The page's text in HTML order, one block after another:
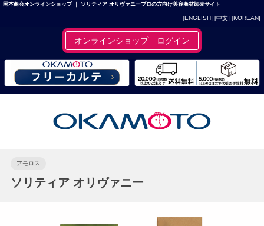
岡本商会オンラインショップ ｜ ソリティア オリヴァニープロの方向け美容商材卸売サイト
[ENGLISH] [中文] [KOREAN]
オンラインショップ ログイン
アモロス
ソリティア オリヴァニー